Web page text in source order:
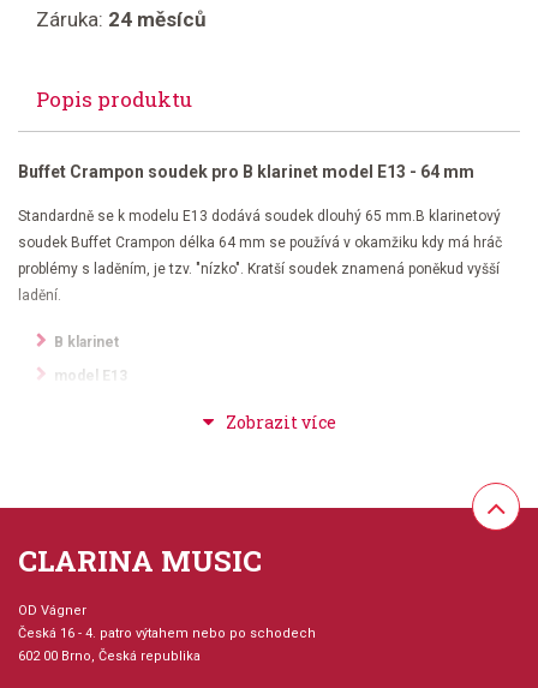
Záruka: 24 měsíců
Popis produktu
Buffet Crampon soudek pro B klarinet model E13 - 64 mm
Standardně se k modelu E13 dodává soudek dlouhý 65 mm.B klarinetový
soudek Buffet Crampon délka 64 mm se používá v okamžiku kdy má hráč
problémy s laděním, je tzv. "nízko". Kratší soudek znamená poněkud vyšší
ladění.
B klarinet
model E13
ilustrační foto
CLARINA MUSIC
OD Vágner
Česká 16 - 4. patro výtahem nebo po schodech
602 00 Brno, Česká republika